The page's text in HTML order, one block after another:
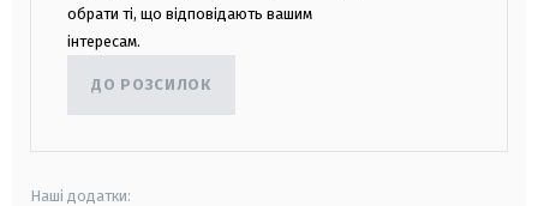
обрати ті, що відповідають вашим
інтересам.
ДО РОЗСИЛОК
Наші додатки: